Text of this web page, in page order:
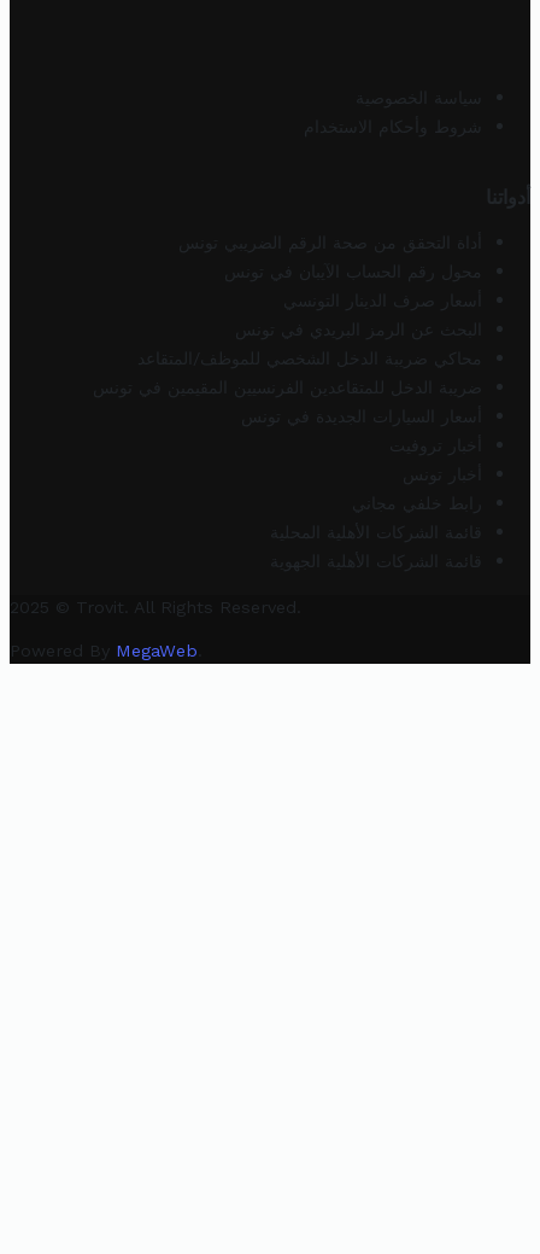
سياسة الخصوصية
شروط وأحكام الاستخدام
أدواتنا
أداة التحقق من صحة الرقم الضريبي تونس
محول رقم الحساب الآيبان في تونس
أسعار صرف الدينار التونسي
البحث عن الرمز البريدي في تونس
محاكي ضريبة الدخل الشخصي للموظف/المتقاعد
ضريبة الدخل للمتقاعدين الفرنسيين المقيمين في تونس
أسعار السيارات الجديدة في تونس
أخبار تروفيت
أخبار تونس
رابط خلفي مجاني
قائمة الشركات الأهلية المحلية
قائمة الشركات الأهلية الجهوية
2025 © Trovit. All Rights Reserved.
Powered By MegaWeb